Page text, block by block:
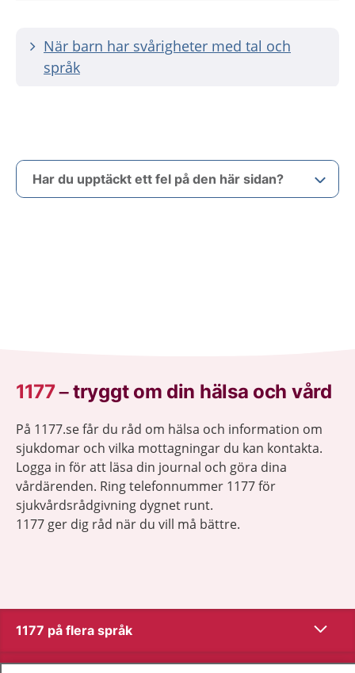
När barn har svårigheter med tal och
språk
Har du upptäckt ett fel på den här sidan?
1177–tryggt om din hälsa och vård
På 1177.se får du råd om hälsa och information om
sjukdomar och vilka mottagningar du kan kontakta.
Logga in för att läsa din journal och göra dina
vårdärenden. Ring telefonnummer 1177 för
sjukvårdsrådgivning dygnet runt.
1177 ger dig råd när du vill må bättre.
1177 på flera språk Visa
Visa